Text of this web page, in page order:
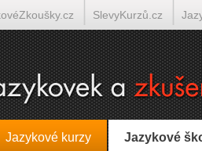
Jazykové kurzy Jazykové
SlevyKurzů.cz
Italština on-line Tlumočení-